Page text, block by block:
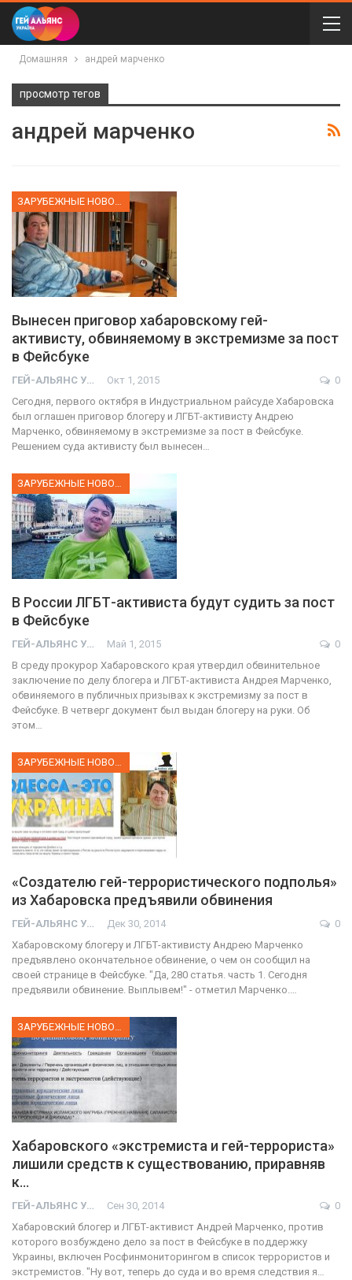
Домашняя андрей марченко
просмотр тегов
андрей марченко
Вынесен приговор хабаровскому гей-
активисту, обвиняемому в экстремизме за пост
в Фейсбуке
ГЕЙ-АЛЬЯНС УКРАИНА Окт 1, 2015
0
Сегодня, первого октября в Индустриальном райсуде Хабаровска
был оглашен приговор блогеру и ЛГБТ-активисту Андрею
Марченко, обвиняемому в экстремизме за пост в Фейсбуке.
Решением суда активисту был вынесен…
ЗАРУБЕЖНЫЕ НОВОСТИ
В России ЛГБТ-активиста будут судить за пост
в Фейсбуке
ГЕЙ-АЛЬЯНС УКРАИНА Май 1, 2015
0
В среду прокурор Хабаровского края утвердил обвинительное
заключение по делу блогера и ЛГБТ-активиста Андрея Марченко,
обвиняемого в публичных призывах к экстремизму за пост в
Фейсбуке. В четверг документ был выдан блогеру на руки. Об
этом…
ЗАРУБЕЖНЫЕ НОВОСТИ
«Создателю гей-террористического подполья»
из Хабаровска предъявили обвинения
ГЕЙ-АЛЬЯНС УКРАИНА Дек 30, 2014
0
Хабаровскому блогеру и ЛГБТ-активисту Андрею Марченко
предъявлено окончательное обвинение, о чем он сообщил на
своей странице в Фейсбуке. "Да, 280 статья. часть 1. Сегодня
предъявили обвинение. Выплывем!" - отметил Марченко.…
Хабаровского «экстремиста и гей-террориста»
лишили средств к существованию, приравняв
к…
ГЕЙ-АЛЬЯНС УКРАИНА Сен 30, 2014
0
Хабаровский блогер и ЛГБТ-активист Андрей Марченко, против
которого возбуждено дело за пост в Фейсбуке в поддержку
Украины, включен Росфинмониторингом в список террористов и
экстремистов. "Ну вот, теперь до суда и во время следствия я…